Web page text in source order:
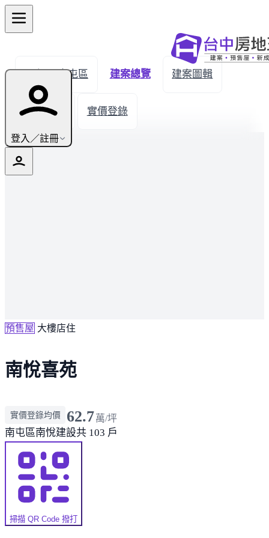
登入／註冊
← 返回南屯區 建案總覽 建案圖輯
生活機能 實價登錄
預售屋 大樓店住
南悅喜苑
實價登錄均價 62.7萬/坪
南屯區南悅建設共 103 戶
掃描 QR Code 撥打